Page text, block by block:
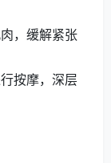
，缓解紧张
按摩，深层